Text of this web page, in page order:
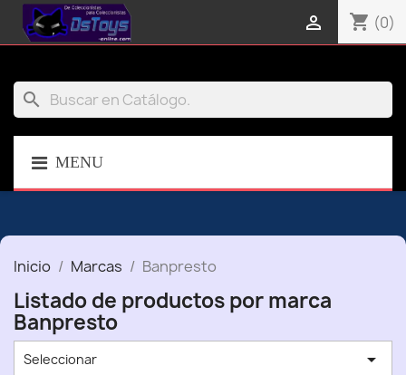
shopping_cart (0)

search
MENU
Inicio Marcas Banpresto
Listado de productos por marca
Banpresto
Seleccionar 